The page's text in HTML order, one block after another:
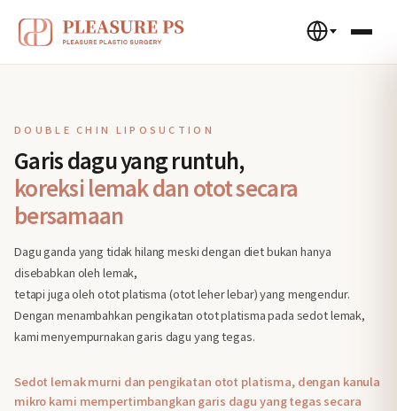
DOUBLE CHIN LIPOSUCTION
Garis dagu yang runtuh,
koreksi lemak dan otot secara
bersamaan
Dagu ganda yang tidak hilang meski dengan diet bukan hanya
disebabkan oleh lemak,
tetapi juga oleh otot platisma (otot leher lebar) yang mengendur.
Dengan menambahkan pengikatan otot platisma pada sedot lemak,
kami menyempurnakan garis dagu yang tegas.
Sedot lemak murni dan pengikatan otot platisma, dengan kanula
mikro kami mempertimbangkan garis dagu yang tegas secara